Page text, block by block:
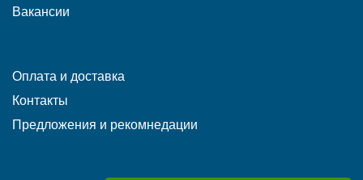
Вакансии
Оплата и доставка
Контакты
Предложения и рекомнедации